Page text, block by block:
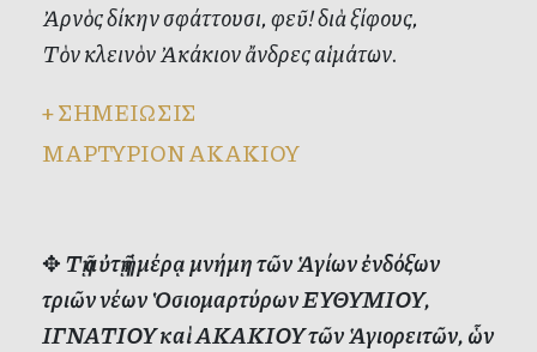
Ἀρνὸς δίκην σφάττουσι, φεῦ! διὰ ξίφους,
Τὸν κλεινὸν Ἀκάκιον ἄνδρες αἱμάτων.
+ΣΗΜΕΙΩΣΙΣ
ΜΑΡΤΥΡΙΟΝ ΑΚΑΚΙΟΥ
✥Τῇ αὐτῇ ἡμέρᾳ μνήμη τῶν Ἁγίων ἐνδόξων
τριῶν νέων Ὁσιομαρτύρων ΕΥΘΥΜΙΟΥ,
ΙΓΝΑΤΙΟΥ καὶ ΑΚΑΚΙΟΥ τῶν Ἁγιορειτῶν, ὧν